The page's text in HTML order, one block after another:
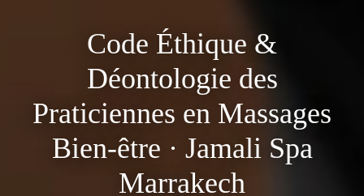
Code Éthique &
Déontologie des
Praticiennes en Massages
Bien-être · Jamali Spa
Marrakech